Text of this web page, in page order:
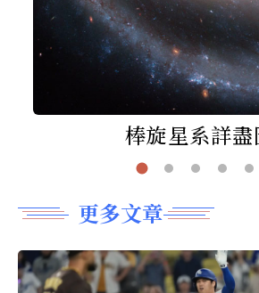
棒旋星系詳盡
更多文章